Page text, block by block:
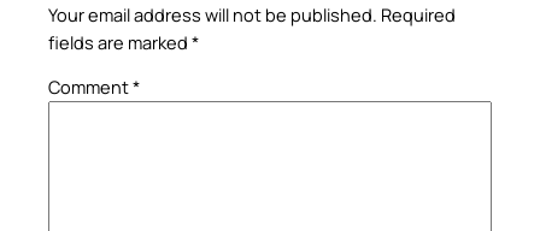
Your email address will not be published. Required
fields are marked *
Comment*